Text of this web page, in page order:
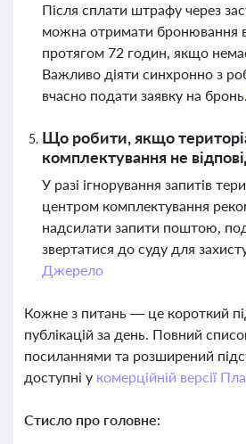
Після сплати штрафу через
можна отримати бронювання
протягом 72 годин, якщо
Важливо діяти синхронно з
вчасно подати заявку на бронь.
Що робити, якщо
комплектування не
У разі ігнорування запитів
центром комплектування
надсилати запити поштою,
звертатися до суду для
Джерело
Кожне з питань — це короткий
публікацій за день. Повний
посиланнями та розширений
доступні у комерційній версії
Стисло про головне: